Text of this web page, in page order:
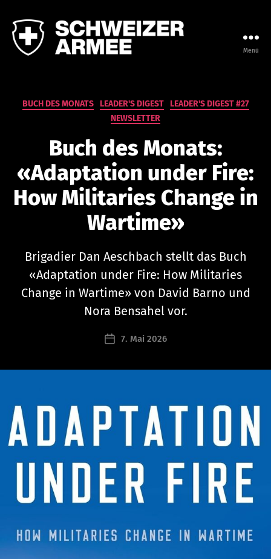
Armee
Menü
Kategorien
BUCH DES MONATS LEADER'S DIGEST
LEADER'S DIGEST #27
NEWSLETTER
Buch des Monats:
«Adaptation under Fire:
How Militaries Change in
Wartime»
Brigadier Dan Aeschbach stellt das Buch
«Adaptation under Fire: How Militaries
Change in Wartime» von David Barno und
Nora Bensahel vor.
o
n
a
t
a
n
e
a
b
r
u
Beitragsdatum
7. Mai 2026